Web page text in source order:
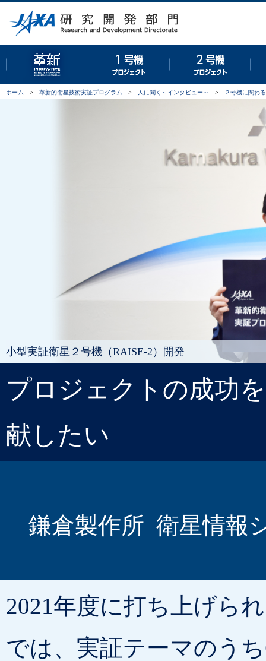
ホーム > 革新的衛星技術実証プログラム > 人に聞く～インタビュー～ > ２号機に関わ
小型実証衛星２号機（RAISE-2）開発
プロジェクトの成功
献したい
鎌倉製作所 衛星情
2021年度に打ち上げら
では、実証テーマのう